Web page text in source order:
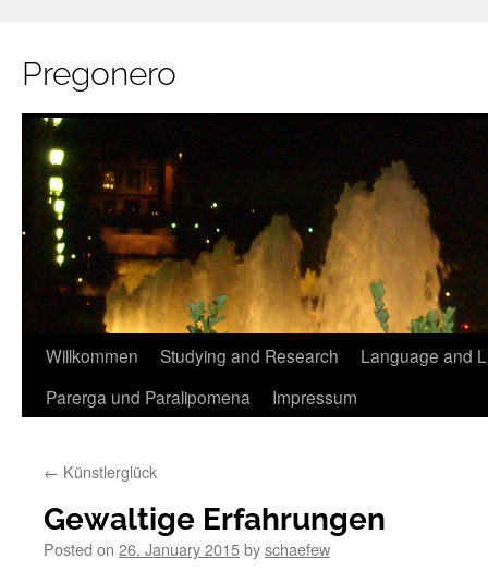
Pregonero
Skip
Willkommen Studying and Research
Language and
Parerga und Paralipomena
Impressum
← Künstlerglück
Gewaltige Erfahrungen
Posted on 26. January 2015byschaefew